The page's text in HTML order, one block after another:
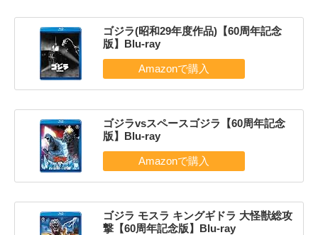
ゴジラ(昭和29年度作品)【60周年記念
版】Blu-ray
ゴジラvsスペースゴジラ【60周年記念
版】Blu-ray
ゴジラ モスラ キングギドラ 大怪獣総攻
撃【60周年記念版】Blu-ray